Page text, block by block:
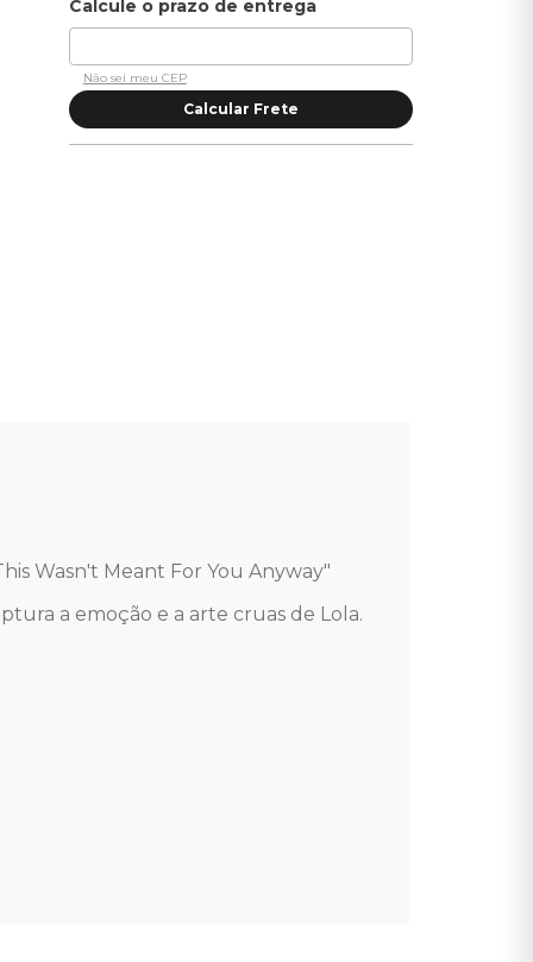
Não sei meu CEP
Wasn't Meant For You Anyway"
a emoção e a arte cruas de Lola.